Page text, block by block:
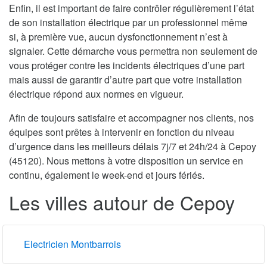
Enfin, il est important de faire contrôler régulièrement l’état
de son installation électrique par un professionnel même
si, à première vue, aucun dysfonctionnement n’est à
signaler. Cette démarche vous permettra non seulement de
vous protéger contre les incidents électriques d’une part
mais aussi de garantir d’autre part que votre installation
électrique répond aux normes en vigueur.
Afin de toujours satisfaire et accompagner nos clients, nos
équipes sont prêtes à intervenir en fonction du niveau
d’urgence dans les meilleurs délais 7j/7 et 24h/24 à Cepoy
(45120). Nous mettons à votre disposition un service en
continu, également le week-end et jours fériés.
Les villes autour de Cepoy
Electricien Montbarrois